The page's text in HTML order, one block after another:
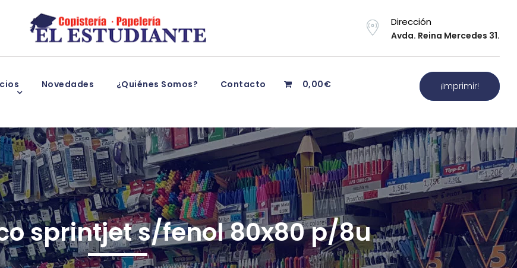
Dirección
Avda. Reina Mercedes 31.
Novedades ¿Quiénes Somos? Contacto 0,00€ ¡Imprimir!
sprintjet s/fenol 80x80 p/8u